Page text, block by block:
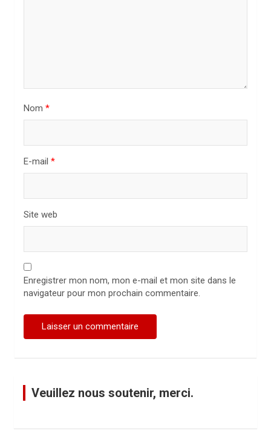
Nom *
E-mail *
Site web
Enregistrer mon nom, mon e-mail et mon site dans le
navigateur pour mon prochain commentaire.
Veuillez nous soutenir, merci.